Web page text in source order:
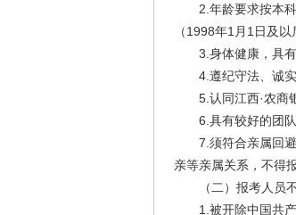
2.年龄要求按本科
（1998年1月1日及
3.身体健康，具有
4.遵纪守法、诚实
5.认同江西·农商银
6.具有较好的团队
7.须符合亲属回避
亲等亲属关系，不得
（二）报考人员不
1.被开除中国共产